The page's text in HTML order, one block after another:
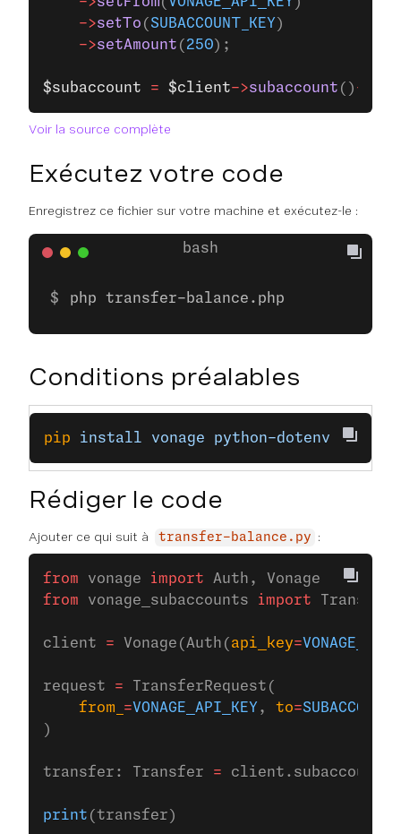
    ->
setTo ( SUBACCOUNT_KEY )
    ->
setAmount ( 250);
$subaccount = $client->subaccount () ->
Voir la source complète
Exécutez votre code
Enregistrez ce fichier sur votre machine et exécutez-le :
php transfer-balance.php
Conditions préalables
pip install vonage python-dotenv
Rédiger le code
Ajouter ce qui suit à transfer-balance.py :
from vonage import Auth, Vonage
from vonage_subaccounts import Transfer,
client = Vonage(Auth( api_key=
request = TransferRequest(
    from_
=VONAGE_API_KEY , to=
)
transfer: Transfer =
print (transfer)